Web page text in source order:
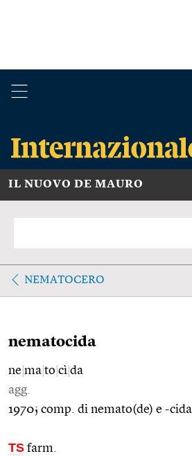
IL NUOVO DE MAURO
NEMATOCERO
nematocida
ne ma to cì da
agg.
1970; comp. di nemato(de) e -cida.
TS farm.